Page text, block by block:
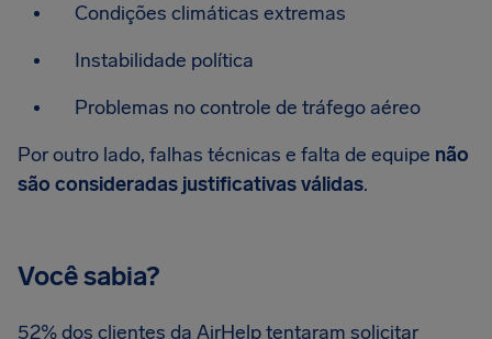
Condições climáticas extremas
Instabilidade política
Problemas no controle de tráfego aéreo
Por outro lado, falhas técnicas e falta de equipe não
são consideradas justificativas válidas.
Você sabia?
52% dos clientes da AirHelp tentaram solicitar